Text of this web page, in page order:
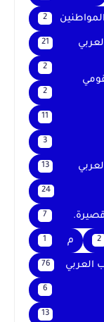
2
21
2
2
11
3
13
24
7
2 م 1
العربي 76
6
13